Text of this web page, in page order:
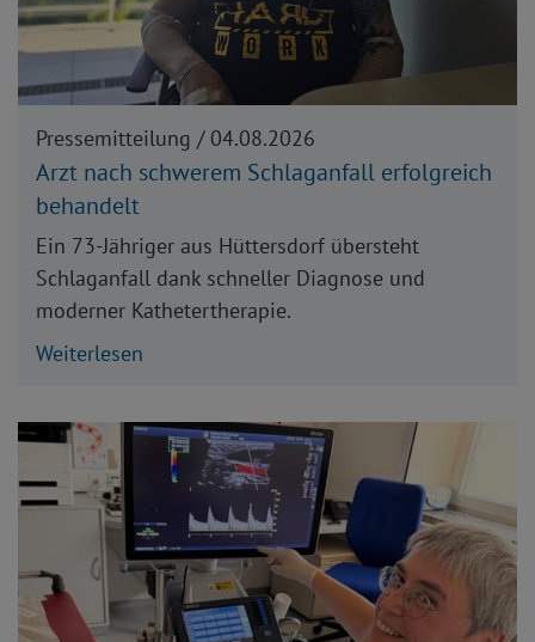
Pressemitteilung / 04.08.2026
Arzt nach schwerem Schlaganfall erfolgreich
behandelt
Ein 73-Jähriger aus Hüttersdorf übersteht
Schlaganfall dank schneller Diagnose und
moderner Kathetertherapie.
Weiterlesen